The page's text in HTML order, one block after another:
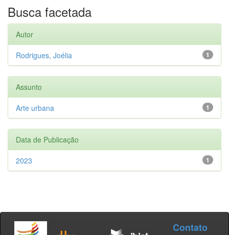
Busca facetada
Autor
1
Rodrigues, Joélia
Assunto
1
Arte urbana
Data de Publicação
1
2023
Contato